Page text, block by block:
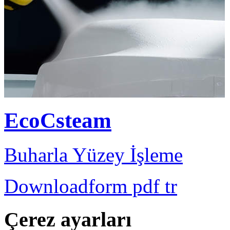
EcoCsteam
Buharla Yüzey İşleme
Downloadform pdf tr
Çerez ayarları